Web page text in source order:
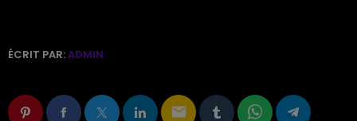
ÉCRIT PAR:ADMIN
email